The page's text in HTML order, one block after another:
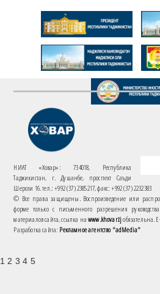
НИАТ «Ховар»: 734018, Республика
Таджикистан, г. Душанбе, проспект Саъди
Шерози 16. тел.: +992 (37) 2385217, факс: +992 (37) 2232383
© Все права защищены. Воспроизведение или
форме только с письменного разрешения руководства
материалов сайта, ссылка наwww.khovar.tjобязательна.
Разработка сайта: Рекламное агентство "adMedia"
1 2 3 4 5